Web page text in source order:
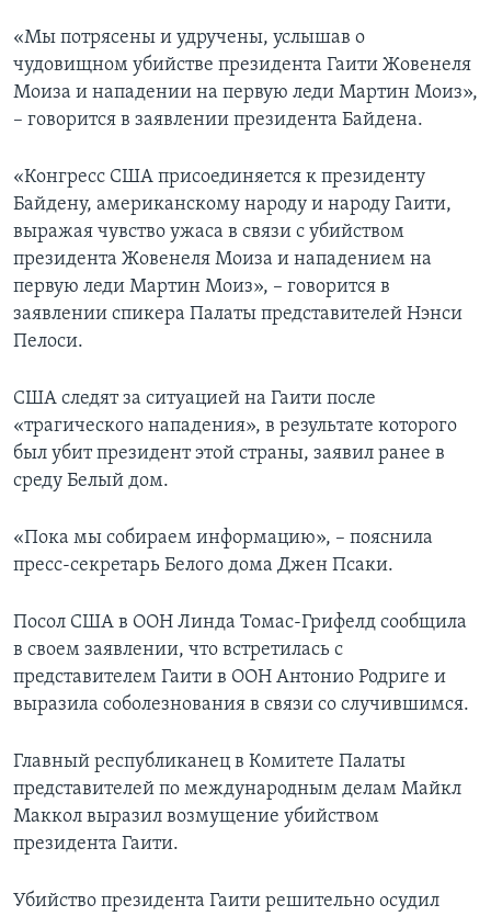
«Мы потрясены и удручены, услышав о
чудовищном убийстве президента Гаити Жовенеля
Моиза и нападении на первую леди Мартин Моиз»,
– говорится в заявлении президента Байдена.
«Конгресс США присоединяется к президенту
Байдену, американскому народу и народу Гаити,
выражая чувство ужаса в связи с убийством
президента Жовенеля Моиза и нападением на
первую леди Мартин Моиз», – говорится в
заявлении спикера Палаты представителей Нэнси
Пелоси.
США следят за ситуацией на Гаити после
«трагического нападения», в результате которого
был убит президент этой страны, заявил ранее в
среду Белый дом.
«Пока мы собираем информацию», – пояснила
пресс-секретарь Белого дома Джен Псаки.
Посол США в ООН Линда Томас-Грифелд сообщила
в своем заявлении, что встретилась с
представителем Гаити в ООН Антонио Родриге и
выразила соболезнования в связи со случившимся.
Главный республиканец в Комитете Палаты
представителей по международным делам Майкл
Маккол выразил возмущение убийством
президента Гаити.
Убийство президента Гаити решительно осудил